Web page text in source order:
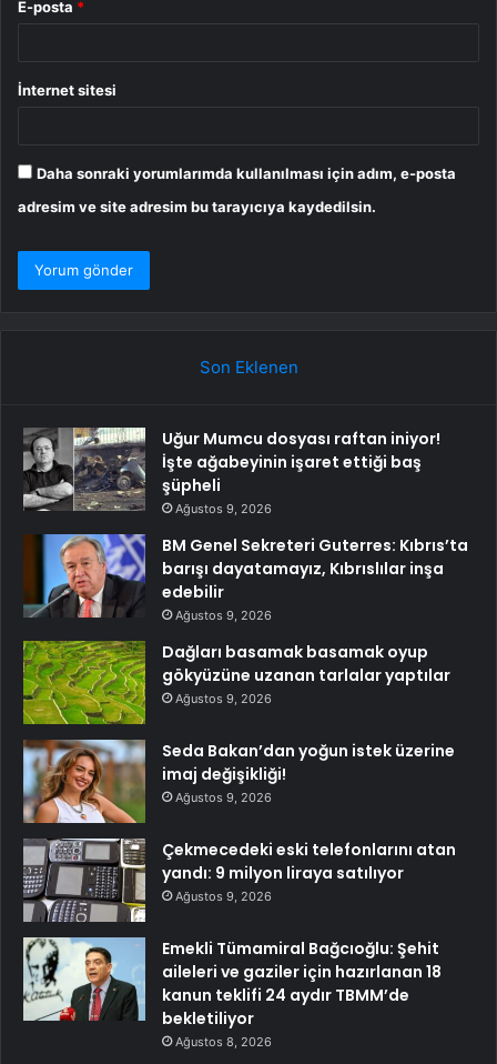
E-posta *
İnternet sitesi
Daha sonraki yorumlarımda kullanılması için adım, e-posta
adresim ve site adresim bu tarayıcıya kaydedilsin.
Son Eklenen
Uğur Mumcu dosyası raftan iniyor!
İşte ağabeyinin işaret ettiği baş
şüpheli
Ağustos 9, 2026
BM Genel Sekreteri Guterres: Kıbrıs’ta
barışı dayatamayız, Kıbrıslılar inşa
edebilir
Ağustos 9, 2026
Dağları basamak basamak oyup
gökyüzüne uzanan tarlalar yaptılar
Ağustos 9, 2026
Seda Bakan’dan yoğun istek üzerine
imaj değişikliği!
Ağustos 9, 2026
Çekmecedeki eski telefonlarını atan
yandı: 9 milyon liraya satılıyor
Ağustos 9, 2026
Emekli Tümamiral Bağcıoğlu: Şehit
aileleri ve gaziler için hazırlanan 18
kanun teklifi 24 aydır TBMM’de
bekletiliyor
Ağustos 8, 2026